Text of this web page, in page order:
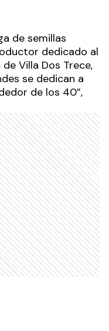
de semillas
dedicado al
Villa Dos Trece,
se dedican a
de los 40”,